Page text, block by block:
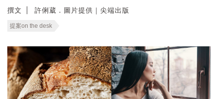
撰文 許俐葳．圖片提供｜尖端出版
提案on the desk